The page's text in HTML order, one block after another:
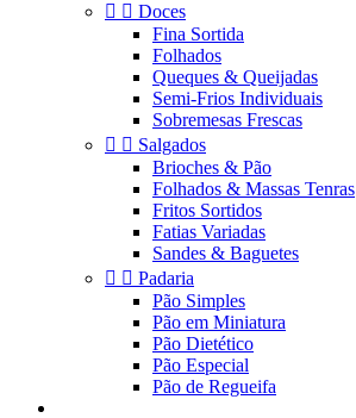
  Doces
Fina Sortida
Folhados
Queques & Queijadas
Semi-Frios Individuais
Sobremesas Frescas
  Salgados
Brioches & Pão
Folhados & Massas Tenras
Fritos Sortidos
Fatias Variadas
Sandes & Baguetes
  Padaria
Pão Simples
Pão em Miniatura
Pão Dietético
Pão Especial
Pão de Regueifa